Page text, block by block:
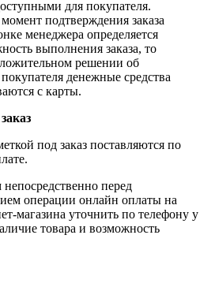
для покупателя.
подтверждения заказа
менеджера определяется
выполнения заказа, то
решении об
денежные средства
с карты.
под заказ поставляются по
перед
операции онлайн оплаты на
магазина уточнить по телефону у
товара и возможность